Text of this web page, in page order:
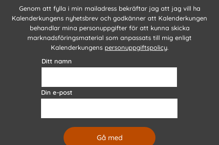
Genom att fylla i min mailadress bekräftar jag att jag vill ha
Kalenderkungens nyhetsbrev och godkänner att Kalenderkungen
behandlar mina personuppgifter för att kunna skicka
marknadsföringsmaterial som anpassats till mig enligt
Kalenderkungens personuppgiftspolicy.
Ditt namn
Din e-post